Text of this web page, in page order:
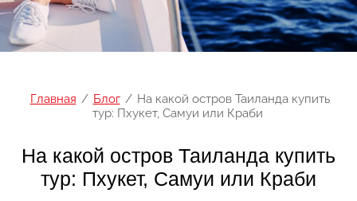
Главная / Блог / На какой остров Таиланда купить
тур: Пхукет, Самуи или Краби
На какой остров Таиланда купить
тур: Пхукет, Самуи или Краби